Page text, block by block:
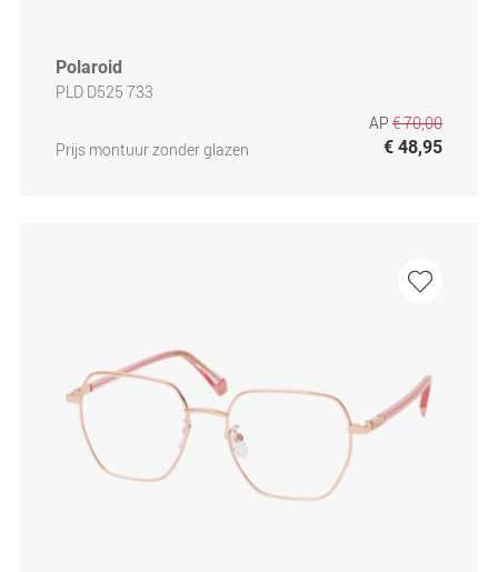
Polaroid
PLD D525 733
Prijs montuur zonder glazen
AP € 70,00
€ 48,95